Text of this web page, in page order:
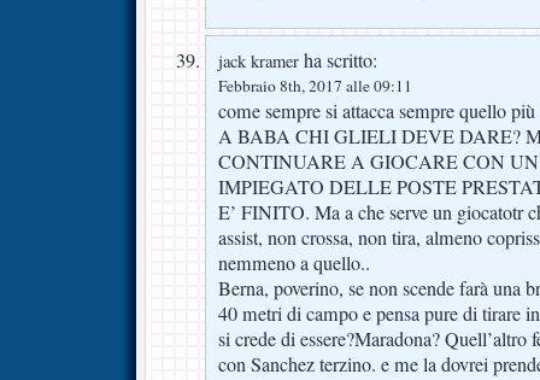
jack kramer ha scritto:
Febbraio 8th, 2017 alle 09:11
come sempre si attacca sempre quello
A BABA CHI GLIELI DEVE DARE?
CONTINUARE A GIOCARE CON
IMPIEGATO DELLE POSTE
E’ FINITO. Ma a che serve un giocatotr
assist, non crossa, non tira, almeno
nemmeno a quello..
Berna, poverino, se non scende farà una
40 metri di campo e pensa pure di tirare
si crede di essere?Maradona? Quell’altro
con Sanchez terzino. e me la dovrei